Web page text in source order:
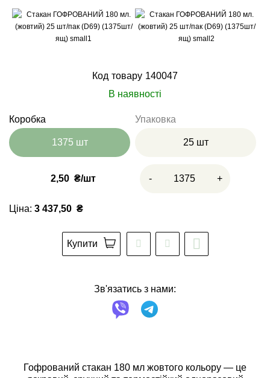
Код товару 140047
В наявності
Коробка
1375 шт
Упаковка
25 шт
2,50 ₴ - +
Ціна: 3 437,50 ₴
Купити
Зв'язатись з нами:
Гофрований стакан 180 мл жовтого кольору — це